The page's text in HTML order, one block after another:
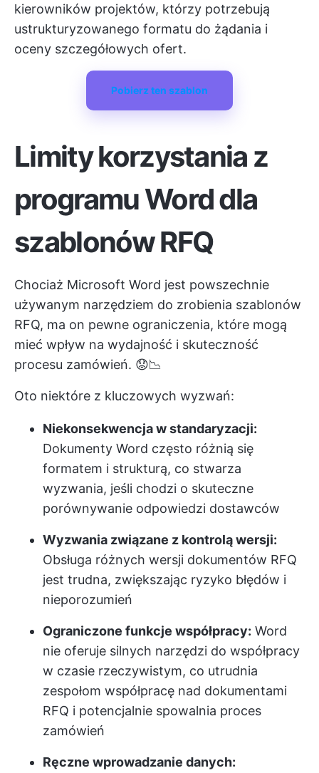
kierowników projektów, którzy potrzebują
ustrukturyzowanego formatu do żądania i
oceny szczegółowych ofert.
Pobierz ten szablon
Limity korzystania z
programu Word dla
szablonów RFQ
Chociaż Microsoft Word jest powszechnie
używanym narzędziem do zrobienia szablonów
RFQ, ma on pewne ograniczenia, które mogą
mieć wpływ na wydajność i skuteczność
procesu zamówień. 😟📉
Oto niektóre z kluczowych wyzwań:
Niekonsekwencja w standaryzacji:
Dokumenty Word często różnią się
formatem i strukturą, co stwarza
wyzwania, jeśli chodzi o skuteczne
porównywanie odpowiedzi dostawców
Wyzwania związane z kontrolą wersji:
Obsługa różnych wersji dokumentów RFQ
jest trudna, zwiększając ryzyko błędów i
nieporozumień
Ograniczone funkcje współpracy: Word
nie oferuje silnych narzędzi do współpracy
w czasie rzeczywistym, co utrudnia
zespołom współpracę nad dokumentami
RFQ i potencjalnie spowalnia proces
zamówień
Ręczne wprowadzanie danych: